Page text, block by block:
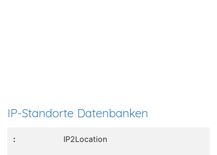
IP-Standorte Datenbanken
IP2Location